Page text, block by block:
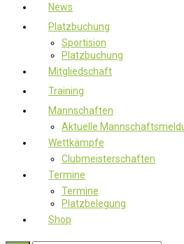
News
Platzbuchung
Sportision
Platzbuchung
Mitgliedschaft
Training
Mannschaften
Aktuelle
Wettkämpfe
Clubmeisterschaften
Termine
Termine
Platzbelegung
Shop